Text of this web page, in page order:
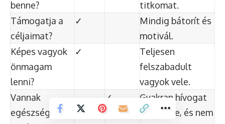
benne?
titkomat.
Támogatja a
céljaimat?
✓
Mindig bátorít és
motivál.
Képes vagyok
önmagam
lenni?
✓
Teljesen
felszabadult
vagyok vele.
Vannak
egészséges
✓
Gyakran hívogat
késő este, és nem